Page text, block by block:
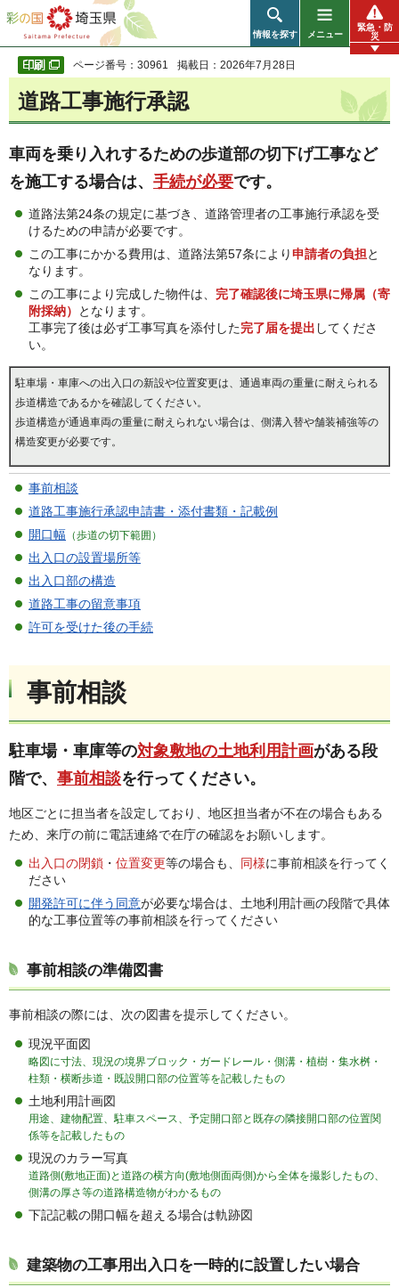
彩の国 埼玉県
情報を探す メニュー
緊急・防
災
ページ番号：30961 掲載日：2026年7月28日
道路工事施行承認
車両を乗り入れするための歩道部の切下げ工事など
を施工する場合は、 手続が必要です。
道路法第24条の規定に基づき、道路管理者の工事施行承認を受
けるための申請が必要です。
この工事にかかる費用は、道路法第57条により申請者の負担と
なります。
この工事により完成した物件は、 完了確認後に埼玉県に帰属（寄
附採納）
となります。
工事完了後は必ず工事写真を添付した完了届を提出 してくださ
い。
駐車場・車庫への出入口の新設や位置変更は、通過車両の重量に耐えられる
歩道構造であるかを確認してください。
歩道構造が通過車両の重量に耐えられない場合は、側溝入替や舗装補強等の
構造変更が必要です。
事前相談
道路工事施行承認申請書・添付書類・記載例
開口幅 （歩道の切下範囲）
出入口の設置場所等
出入口部の構造
道路工事の留意事項
許可を受けた後の手続
事前相談
駐車場・車庫等の対象敷地の土地利用計画がある段
階で、 事前相談を行ってください。
地区ごとに担当者を設定しており、地区担当者が不在の場合もある
ため、来庁の前に電話連絡で在庁の確認をお願いします。
出入口の閉鎖 ・ 位置変更等の場合も、 同様に事前相談を行ってく
ださい
開発許可に伴う同意が必要な場合は、土地利用計画の段階で具体
的な工事位置等の事前相談を行ってください
事前相談の準備図書
事前相談の際には、次の図書を提示してください。
現況平面図
略図に寸法、現況の境界ブロック・ガードレール・側溝・植樹・集水桝・
柱類・横断歩道・既設開口部の位置等を記載したもの
土地利用計画図
用途、建物配置、駐車スペース、予定開口部と既存の隣接開口部の位置関
係等を記載したもの
現況のカラー写真
道路側(敷地正面)と道路の横方向(敷地側面両側)から全体を撮影したもの、
側溝の厚さ等の道路構造物がわかるもの
下記記載の開口幅を超える場合は軌跡図
建築物の工事用出入口を一時的に設置したい場合